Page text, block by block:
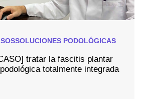
SOLUCIONES PODOLÓGICAS
tratar la fascitis plantar
totalmente integrada